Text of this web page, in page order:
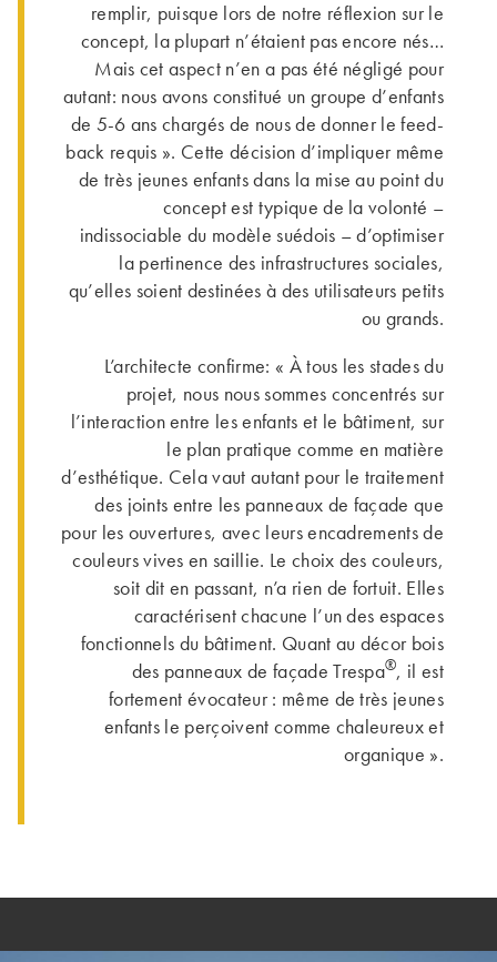
remplir, puisque lors de notre réflexion sur le
concept, la plupart n’étaient pas encore nés…
Mais cet aspect n’en a pas été négligé pour
autant: nous avons constitué un groupe d’enfants
de 5-6 ans chargés de nous de donner le feed-
back requis ». Cette décision d’impliquer même
de très jeunes enfants dans la mise au point du
concept est typique de la volonté –
indissociable du modèle suédois – d’optimiser
la pertinence des infrastructures sociales,
qu’elles soient destinées à des utilisateurs petits
ou grands.
L’architecte confirme: « À tous les stades du
projet, nous nous sommes con­cen­trés sur
l’interaction entre les enfants et le bâtiment, sur
le plan pratique comme en matière
d’esthétique. Cela vaut autant pour le traitement
des joints entre les panneaux de façade que
pour les ouvertures, avec leurs encadre­ments de
couleurs vives en saillie. Le choix des couleurs,
soit dit en passant, n’a rien de fortuit. Elles
caractérisent chacune l’un des espaces
fonctionnels du bâti­ment. Quant au décor bois
des panneaux de façade Trespa®, il est
fortement évocateur : même de très jeunes
enfants le perçoivent comme chaleureux et
organique ».